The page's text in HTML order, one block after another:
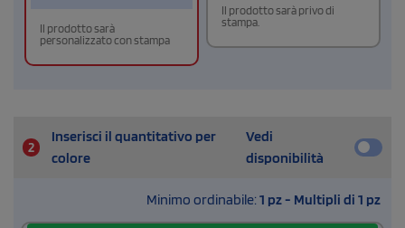
Il prodotto sarà
personalizzato con stampa
Il prodotto sarà privo di
stampa.
2
Inserisci il quantitativo per
colore
Vedi
disponibilità
Minimo ordinabile: 1 pz - Multipli di 1 pz